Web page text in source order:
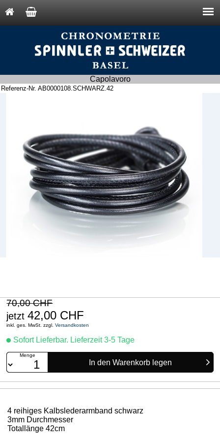
Capolavoro
Referenz-Nr. AB0000108.SCHWARZ.42
70,00 CHF
jetzt42,00 CHF
inkl. ges. MwSt. zzgl.Versandkosten
Sofort Lieferbar. Lieferzeit 3-5 Tage
Menge
4 reihiges Kalbslederarmband schwarz
3mm Durchmesser
Totallänge 42cm